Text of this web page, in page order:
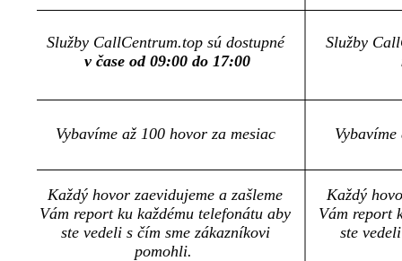
Služby CallCentrum.top sú dostupné
v čase od 09:00 do 17:00
Služby
Vybavíme až 100 hovor za mesiac
Každý hovor zaevidujeme a zašleme
Vám report ku každému telefonátu aby
ste vedeli s čím sme zákazníkovi
pomohli.
Každý
Vám report
ste